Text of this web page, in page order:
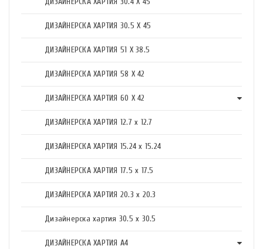
ДИЗАЙНЕРСКА ХАРТИЯ 30.5 X 45
ДИЗАЙНЕРСКА ХАРТИЯ 51 X 38.5
ДИЗАЙНЕРСКА ХАРТИЯ 58 X 42
ДИЗАЙНЕРСКА ХАРТИЯ 60 X 42
ДИЗАЙНЕРСКА ХАРТИЯ 12.7 x 12.7
ДИЗАЙНЕРСКА ХАРТИЯ 15.24 x 15.24
ДИЗАЙНЕРСКА ХАРТИЯ 17.5 х 17.5
ДИЗАЙНЕРСКА ХАРТИЯ 20.3 х 20.3
Дизайнерска хартия 30.5 х 30.5
ДИЗАЙНЕРСКА ХАРТИЯ А4